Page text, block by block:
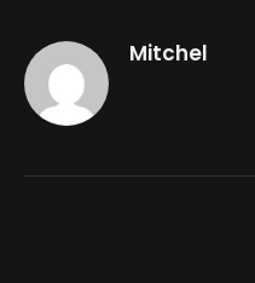
Mitchel